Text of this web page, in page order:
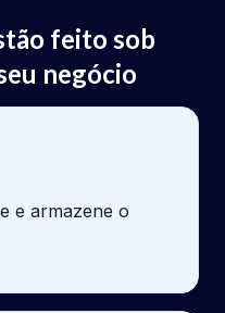
feito sob
negócio
e armazene o